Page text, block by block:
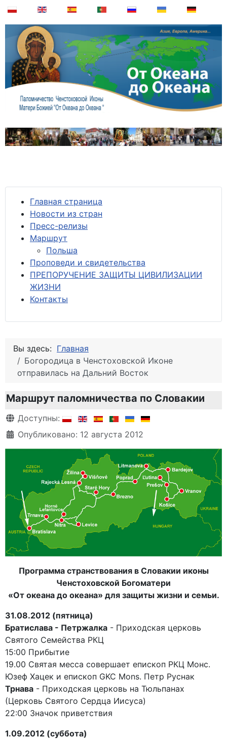
Главная страница
Новости из стран
Пресс-релизы
Маршрут
Польша
Проповеди и свидетельства
ПРЕПОРУЧЕНИЕ ЗАЩИТЫ ЦИВИЛИЗАЦИИ
ЖИЗНИ
Контакты
Вы здесь: Главная
Богородица в Ченстоховской Иконе
отправилась на Дальний Восток
Маршрут паломничества по Словакии
Информация о материале
Доступны:
Опубликовано: 12 августа 2012
Программа странствования в Словакии иконы
Ченстоховской Богоматери
«От океана до океана» для защиты жизни и семьи.
31.08.2012 (пятница)
Братислава - Петржалка - Приходская церковь
Святого Семейства РКЦ
15:00 Прибытие
19.00 Святая месса совершает епископ РКЦ Монс.
Юзеф Хацек и епископ GKC Mons. Петр Руснак
Трнава - Приходская церковь на Тюльпанах
(Церковь Святого Сердца Иисуса)
22:00 Значок приветствия
1.09.2012 (суббота)